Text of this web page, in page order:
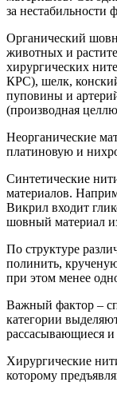
за нестабильности
Органический
животных и
хирургических
КРС), шелк,
пуповины и
(производная
Неорганические
платиновую и
Синтетические
материалов.
Викрил входит
шовный материал
По структуре
полинить,
при этом менее
Важный фактор –
категории
рассасывающиеся
Хирургические
которому